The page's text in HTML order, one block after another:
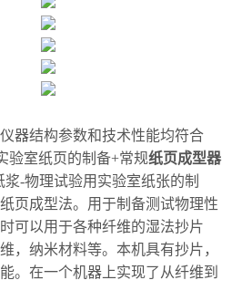
器结构参数和技术性能均符合
验室纸页的制备+常规纸页成型器
浆-物理试验用实验室纸张的制
页成型法。用于制备测试物理性
可以用于各种纤维的湿法抄片
，纳米材料等。本机具有抄片，
。在一个机器上实现了从纤维到